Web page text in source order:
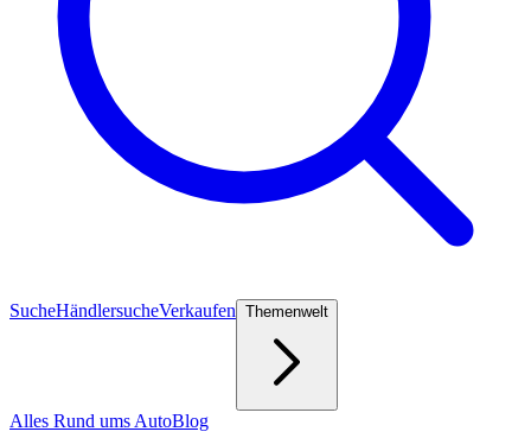
SucheHändlersucheVerkaufen Themenwelt
Alles Rund ums AutoBlog